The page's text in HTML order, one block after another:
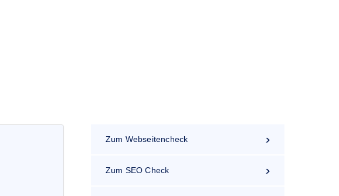
Zum Webseitencheck
Zum SEO Check